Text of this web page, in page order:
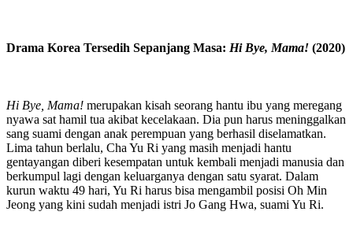
Drama Korea Tersedih Sepanjang Masa: Hi Bye, Mama! (2020)
Hi Bye, Mama! merupakan kisah seorang hantu ibu yang meregang
nyawa sat hamil tua akibat kecelakaan. Dia pun harus meninggalkan
sang suami dengan anak perempuan yang berhasil diselamatkan.
Lima tahun berlalu, Cha Yu Ri yang masih menjadi hantu
gentayangan diberi kesempatan untuk kembali menjadi manusia dan
berkumpul lagi dengan keluarganya dengan satu syarat. Dalam
kurun waktu 49 hari, Yu Ri harus bisa mengambil posisi Oh Min
Jeong yang kini sudah menjadi istri Jo Gang Hwa, suami Yu Ri.